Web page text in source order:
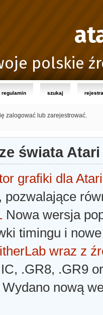
polskie
regulamin szukaj
zalogować lub zarejestrować.
świata Atari
grafiki dla Atari
pozwalające
Nowa wersja
timingu i
wraz z
.GR8, .GR9
Wydano nową